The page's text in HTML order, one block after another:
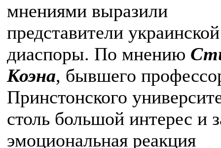
мнениями выразили
представители украинской
диаспоры. По мнению
Коэна, бывшего
Принстонского
столь большой интерес и
эмоциональная реакция